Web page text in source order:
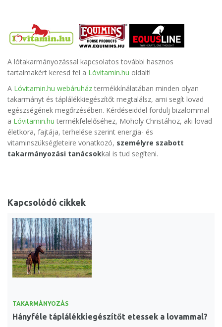
A lótakarmányozással kapcsolatos további hasznos
tartalmakért keresd fel a Lóvitamin.hu oldalt!
A Lóvitamin.hu webáruház termékkínálatában minden olyan
takarmányt és táplálékkiegészítőt megtalálsz, ami segít lovad
egészségének megőrzésében. Kérdéseiddel fordulj bizalommal
a Lóvitamin.hu termékfelelőséhez, Möhöly Christához, aki lovad
életkora, fajtája, terhelése szerint energia- és
vitaminszükségleteire vonatkozó, személyre szabott
takarmányozási tanácsokkal is tud segíteni.
Kapcsolódó cikkek
TAKARMÁNYOZÁS
Hányféle táplálékkiegészítőt etessek a lovammal?